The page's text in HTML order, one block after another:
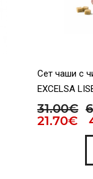
Сет чаши с
EXCELSA
31.00€
21.70€